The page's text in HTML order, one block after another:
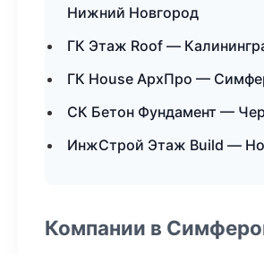
Нижний Новгород
ГК Этаж Roof —
ГК House АрхПро —
СК Бетон Фундамент —
ИнжСтрой Этаж Build —
Компании в